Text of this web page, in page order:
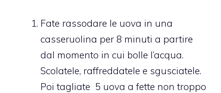
Fate rassodare le uova in una
casseruolina per 8 minuti a partire
dal momento in cui bolle l’acqua.
Scolatele, raffreddatele e sgusciatele.
Poi tagliate 5 uova a fette non troppo